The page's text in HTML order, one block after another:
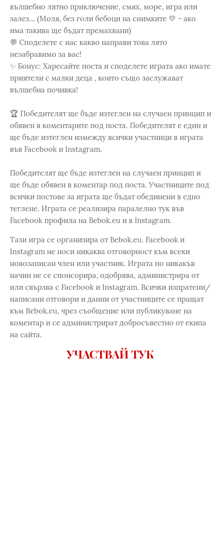
вълшебно лятно приключение, смях, море, игра или
залез... (Моля, без голи бебоци на снимките 💛 - ако
има такива ще бъдат премахвани)
💬 Споделете с нас какво направи това лято
незабравимо за вас!
✨ Бонус: Харесайте поста и споделете играта ако имате
приятели с малки деца , които също заслужават
вълшебна почивка!
🏆 Победителят ще бъде изтеглен на случаен принцип и
обявен в коментарите под поста. Победителят е един и
ще бъде изтеглен измежду всички участници в играта
във Facebook и Instagram.
Победителят ще бъде изтеглен на случаен принцип и
ще бъде обявен в коментар под поста. Участниците под
всички постове за играта ще бъдат обединени в едно
теглене. Играта се реализира паралелно тук във
Facebook профила на Bebok.eu и в Instagram.
Тази игра се организира от Bebok.eu. Facebook и
Instagram не носи никаква отговорност към всеки
новозаписан член или участник. Играта по никакъв
начин не се спонсорира, одобрява, администрира от
или свързва с Facebook и Instagram. Всички изпратени/
написани отговори и данни от участниците се пращат
към Bebok.eu, чрез съобщение или публикуване на
коментар и се администрират добросъвестно от екипа
на сайта.
УЧАСТВАЙ ТУК